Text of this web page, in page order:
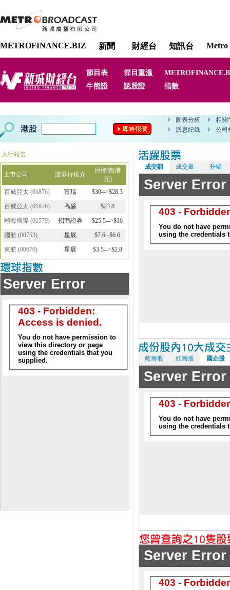
METROFINANCE.BIZ 新聞 財經台 知訊台 Metro
節目表 節目重溫
牛熊證
認股證 指數
大行報告
上市公司 證券行推介
目標價(港
元)
百威亞太 (01876) 富瑞
$30-->$28.3
百威亞太 (01876) 高盛
$23.8
頤海國際 (01579) 招商證券
$25.5-->$16
國航 (00753) 星展
$7.6--$6.6
東航 (00670) 星展 $3.5-->$2.8
成交額 成交量 升幅
藍籌股 紅籌股 國企股